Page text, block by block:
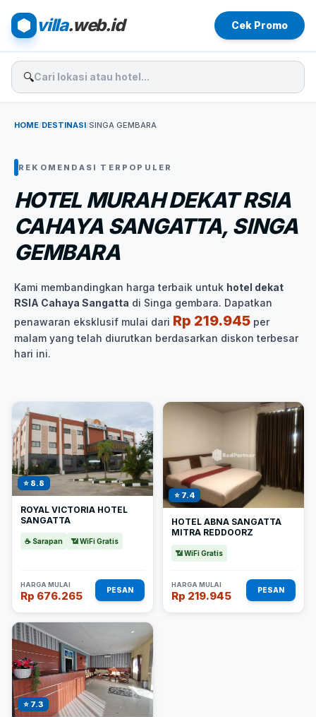
villa.web.id Cek Promo
🔍
HOME/DESTINASI/SINGA GEMBARA
REKOMENDASI TERPOPULER
HOTEL MURAH DEKAT RSIA
CAHAYA SANGATTA, SINGA
GEMBARA
Kami membandingkan harga terbaik untuk hotel dekat
RSIA Cahaya Sangatta di Singa gembara. Dapatkan
penawaran eksklusif mulai dari Rp 219.945 per
malam yang telah diurutkan berdasarkan diskon terbesar
hari ini.
⭐ 8.8
ROYAL VICTORIA HOTEL
SANGATTA
☕ Sarapan 📶 WiFi Gratis
HARGA MULAI
Rp 676.265 PESAN
⭐ 7.4
HOTEL ABNA SANGATTA
MITRA REDDOORZ
📶 WiFi Gratis
HARGA MULAI
Rp 219.945 PESAN
⭐ 7.3